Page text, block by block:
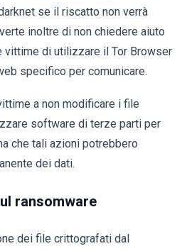
se il riscatto non verrà
inoltre di non chiedere aiuto
vittime di utilizzare il Tor Browser
specifico per comunicare.
a non modificare i file
software di terze parti per
che tali azioni potrebbero
dei dati.
ransomware
dei file crittografati dal